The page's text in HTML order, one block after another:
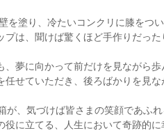
を塗り、冷たいコンクリに膝をつ
は、聞けば驚くほど手作りだった
夢に向かって前だけを見ながら歩
せていただき、後ろばかりを見な
が、気づけば皆さまの笑顔であふれ
役に立てる、人生において奇跡的に